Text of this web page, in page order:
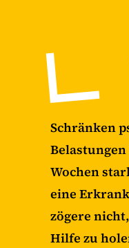
Schränken
Wochen
eine
zögere
Hilfe zu